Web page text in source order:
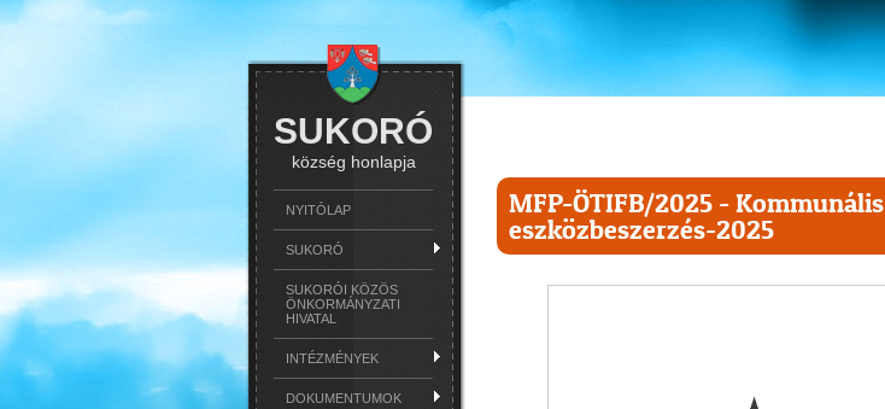
SUKORÓ
község honlapja
NYITÓLAP
SUKORÓ
SUKORÓI KÖZÖS
ÖNKORMÁNYZATI
HIVATAL
INTÉZMÉNYEK
DOKUMENTUMOK
MFP-ÖTIFB/2025 - Kommunális
eszközbeszerzés-2025